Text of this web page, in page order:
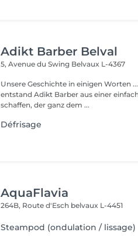
Adikt Barber Belval
5, Avenue du Swing Belvaux L-4367
Unsere Geschichte in einigen Worten ... Gegründet im Jahr
entstand Adikt Barber aus einer
schaffen, der ganz dem ...
Défrisage
AquaFlavia
264B, Route d'Esch belvaux L-4451
Steampod (ondulation / lissage)